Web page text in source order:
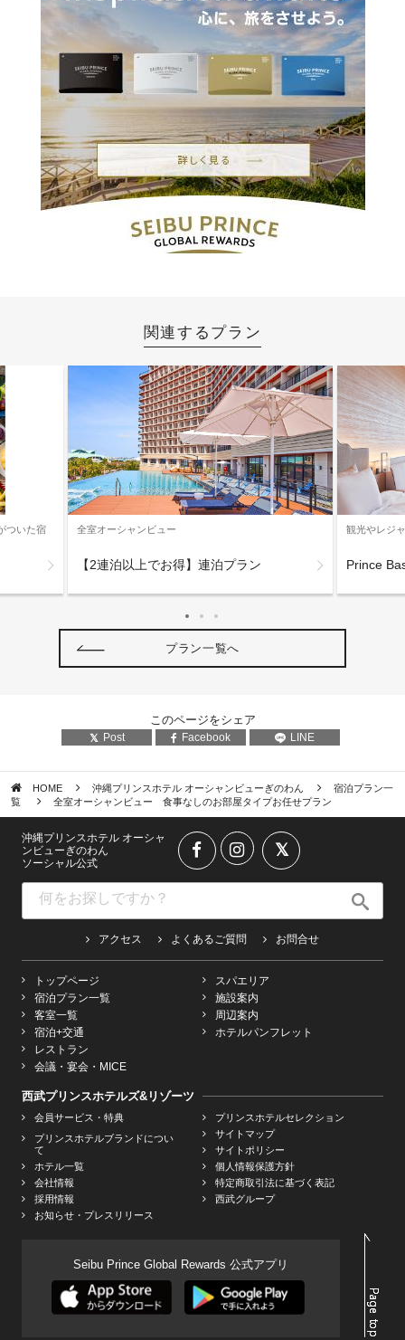
関連するプラン
ついた宿 全室オーシャンビュー
【2連泊以上でお得】連泊プラン
観光やレジ
Prince
プラン一覧へ
このページをシェア
Post Facebook LINE
HOME 沖縄プリンスホテル オーシャンビューぎのわん
宿泊プラン一
覧
全室オーシャンビュー 食事なしのお部屋タイプお任せプラン
沖縄プリンスホテル オーシャ
ンビューぎのわん
ソーシャル公式
アクセス よくあるご質問 お問合せ
トップページ
宿泊プラン一覧
客室一覧
宿泊+交通
レストラン
会議・宴会・MICE
スパエリア
施設案内
周辺案内
ホテルパンフレット
西武プリンスホテルズ&リゾーツ
会員サービス・特典
プリンスホテルブランドについ
て
ホテル一覧
会社情報
採用情報
お知らせ・プレスリリース
プリンスホテルセレクション
サイトマップ
サイトポリシー
個人情報保護方針
特定商取引法に基づく表記
西武グループ
Seibu Prince Global Rewards 公式アプリ